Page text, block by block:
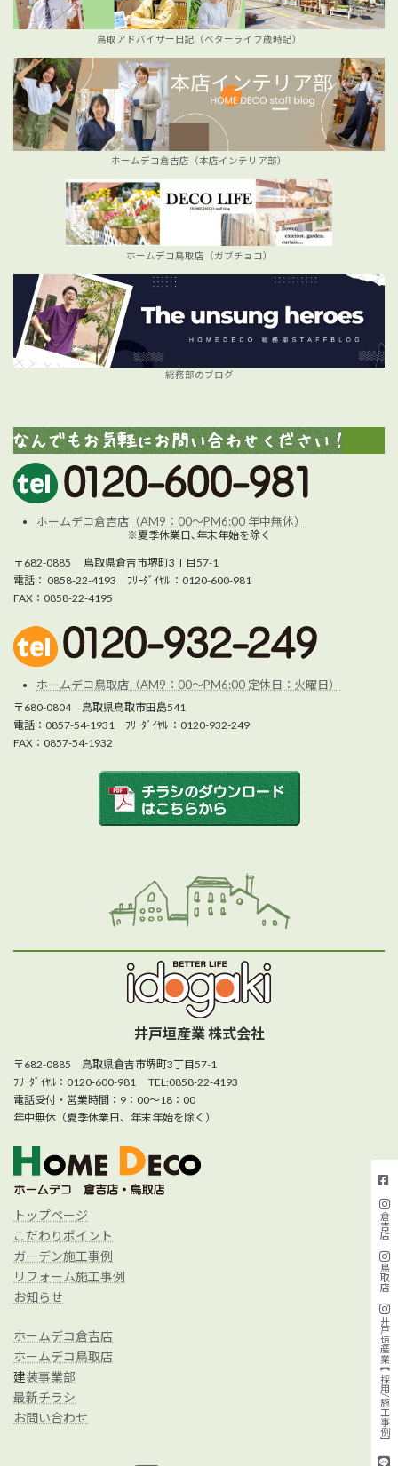
鳥取アドバイザー日記（ベターライフ歳時記）
ホームデコ倉吉店（本店インテリア部）
ホームデコ鳥取店（ガブチョコ）
総務部のブログ
ホームデコ倉吉店（AM9：00～PM6:00 年中無休）
※夏季休業日､年末年始を除く
〒682-0885 鳥取県倉吉市堺町3丁目57-1
電話： 0858-22-4193 ﾌﾘｰﾀﾞｲﾔﾙ ：0120-600-981
FAX：0858-22-4195
ホームデコ鳥取店（AM9：00～PM6:00 定休日：火曜日）
〒680-0804 鳥取県鳥取市田島541
電話：0857-54-1931 ﾌﾘｰﾀﾞｲﾔﾙ ：0120-932-249
FAX：0857-54-1932
井戸垣産業 株式会社
〒682-0885 鳥取県倉吉市堺町3丁目57-1
ﾌﾘｰﾀﾞｲﾔﾙ：0120-600-981 TEL:0858-22-4193
電話受付・営業時間：9：00～18：00
年中無休（夏季休業日、年末年始を除く）
トップページ
こだわりポイント
ガーデン施工事例
リフォーム施工事例
お知らせ
ホームデコ倉吉店
ホームデコ鳥取店
建装事業部
最新チラシ
お問い合わせ
倉吉店
鳥取店
井戸垣産業【採用/施工事例】